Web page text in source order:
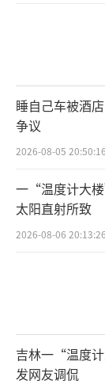
睡自己车被酒
争议
2026-08-05 20:50:16
一“温度计大
太阳直射所致
2026-08-06 20:13:26
吉林一“温度
发网友调侃